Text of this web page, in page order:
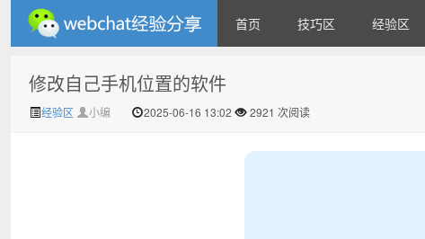
微信经验技巧分享网 - 2人共
首页 技巧区 经验区
修改自己手机位置的软件
经验区 小编 2025-06-16 13:02 2921 次阅读